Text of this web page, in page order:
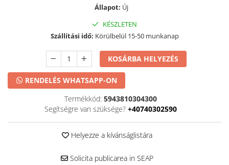
Állapot: Új
KÉSZLETEN
Szállítási idő: Körülbelül 15-50 munkanap
KOSÁRBA HELYEZÉS
RENDELÉS WHATSAPP-ON
Termékkód: 5943810304300
Segítségre van szüksége? +40740302590
Helyezze a kívánságlistára
Solicita publicarea in SEAP